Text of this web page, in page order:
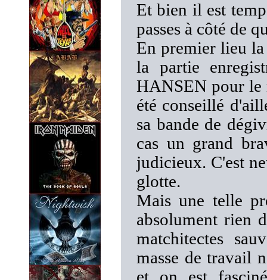
Et bien il est
passes à côté de
En premier lieu
la partie
HANSEN pour le
été conseillé
sa bande de
cas un grand
judicieux. C'est
glotte.
Mais une telle
absolument rien
matchitectes
masse de travail